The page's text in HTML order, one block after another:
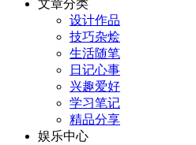
文章分类
设计作品
技巧杂烩
生活随笔
日记心事
兴趣爱好
学习笔记
精品分享
娱乐中心